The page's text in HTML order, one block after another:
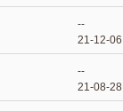
--
21-12-06
--
21-08-28